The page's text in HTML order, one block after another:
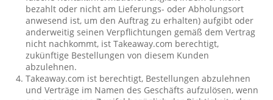
bezahlt oder nicht am Lieferungs- oder Abholungsort
anwesend ist, um den Auftrag zu erhalten) aufgibt oder
anderweitig seinen Verpflichtungen gemäß dem Vertrag
nicht nachkommt, ist Takeaway.com berechtigt,
zukünftige Bestellungen von diesem Kunden
abzulehnen.
Takeaway.com ist berechtigt, Bestellungen abzulehnen
und Verträge im Namen des Geschäfts aufzulösen, wenn